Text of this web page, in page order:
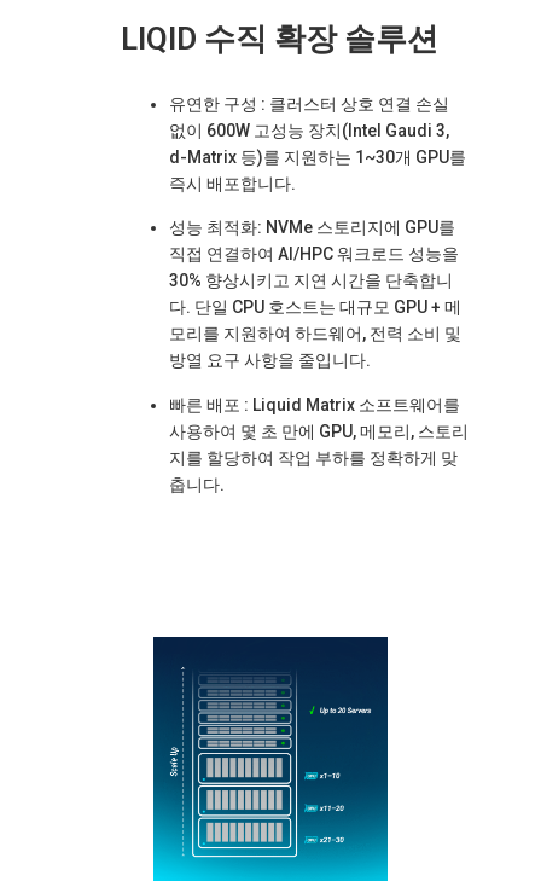
LIQID 수직 확장 솔루션
유연한 구성 : 클러스터 상호 연결 손실
없이 600W 고성능 장치(Intel Gaudi 3,
d-Matrix 등)를 지원하는 1~30개 GPU를
즉시 배포합니다.
성능 최적화: NVMe 스토리지에 GPU를
직접 연결하여 AI/HPC 워크로드 성능을
30% 향상시키고 지연 시간을 단축합니
다. 단일 CPU 호스트는 대규모 GPU + 메
모리를 지원하여 하드웨어, 전력 소비 및
방열 요구 사항을 줄입니다.
빠른 배포 : Liquid Matrix 소프트웨어를
사용하여 몇 초 만에 GPU, 메모리, 스토리
지를 할당하여 작업 부하를 정확하게 맞
춥니다.